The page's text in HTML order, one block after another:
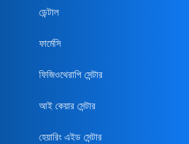
ডেন্টাল
ফার্মেসি
ফিজিওথেরাপি সেন্টার
আই কেয়ার সেন্টার
হেয়ারিং এইড সেন্টার